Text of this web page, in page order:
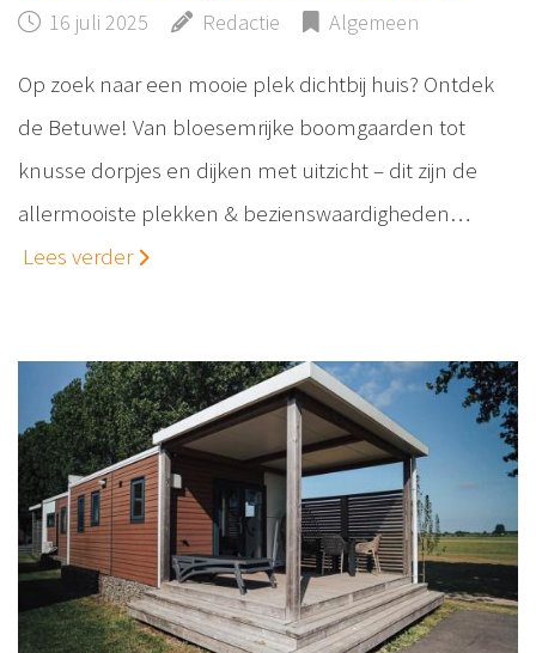
16 juli 2025 Redactie Algemeen
Op zoek naar een mooie plek dichtbij huis? Ontdek
de Betuwe! Van bloesemrijke boomgaarden tot
knusse dorpjes en dijken met uitzicht – dit zijn de
allermooiste plekken & bezienswaardigheden…
Lees verder